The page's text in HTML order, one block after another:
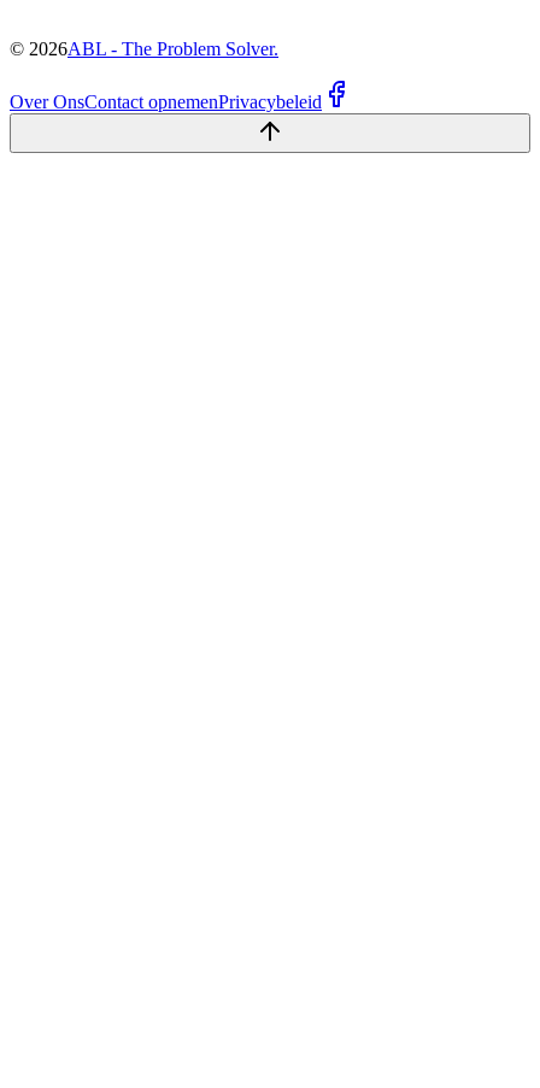
© 2026ABL - The Problem Solver.
Over OnsContact opnemenPrivacybeleid